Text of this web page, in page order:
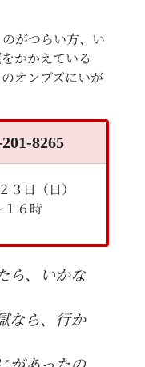
がつらい方、い
かかえている
オンブズにいが
8265
３日（日）
６時
ら、いかな
なら、行か